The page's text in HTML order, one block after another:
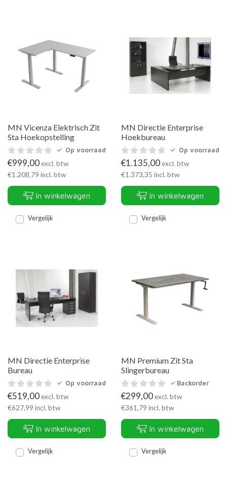
MN Vicenza Elektrisch Zit
Sta Hoekopstelling
Op voorraad
€999,00excl. btw
€1.208,79 incl. btw
In winkelwagen
Vergelijk
MN Directie Enterprise
Hoekbureau
Op voorraad
€1.135,00excl. btw
€1.373,35 incl. btw
In winkelwagen
Vergelijk
MN Directie Enterprise
Bureau
Op voorraad
€519,00excl. btw
€627,99 incl. btw
In winkelwagen
Vergelijk
MN Premium Zit Sta
Slingerbureau
Backorder
€299,00excl. btw
€361,79 incl. btw
In winkelwagen
Vergelijk